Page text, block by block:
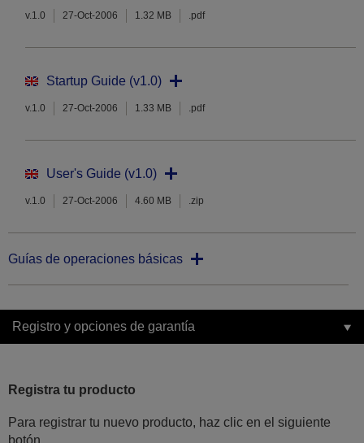
v.1.0 27-Oct-2006 1.32 MB .pdf
Startup Guide (v1.0)
v.1.0 27-Oct-2006 1.33 MB .pdf
User's Guide (v1.0)
v.1.0 27-Oct-2006 4.60 MB .zip
Guías de operaciones básicas
Registro y opciones de garantía
Registra tu producto
Para registrar tu nuevo producto, haz clic en el siguiente